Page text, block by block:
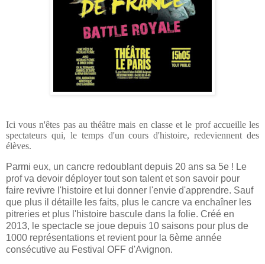
Ici vous n'êtes pas au théâtre mais en classe et le prof accueille les
spectateurs qui, le temps d'un cours d'histoire, redeviennent des
élèves.
Parmi eux, un cancre redoublant depuis 20 ans sa 5e ! Le
prof va devoir déployer tout son talent et son savoir pour
faire revivre l'histoire et lui donner l'envie d'apprendre. Sauf
que plus il détaille les faits, plus le cancre va enchaîner les
pitreries et plus l'histoire bascule dans la folie. Créé en
2013, le spectacle se joue depuis 10 saisons pour plus de
1000 représentations et revient pour la 6ème année
consécutive au Festival OFF d'Avignon.